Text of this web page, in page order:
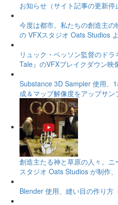
お知らせ（サイト記事の更新停
今度は都市。私たちの創造主
の VFXスタジオ Oats Studios
リュック・ベッソン監督のド
Tale』のVFXブレイクダウン映
Substance 3D Sampler 使用、
成＆マップ解像度をアップサン
創造主たる神と草原の人々。
スタジオ Oats Studios が制作
Blender 使用、縫い目の作り方